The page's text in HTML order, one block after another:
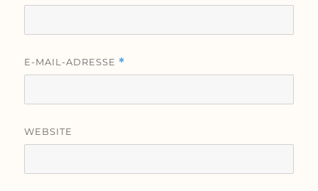
E-MAIL-ADRESSE *
WEBSITE